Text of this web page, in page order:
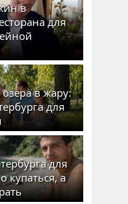
в
для
озера в жару:
для
для
купаться, а